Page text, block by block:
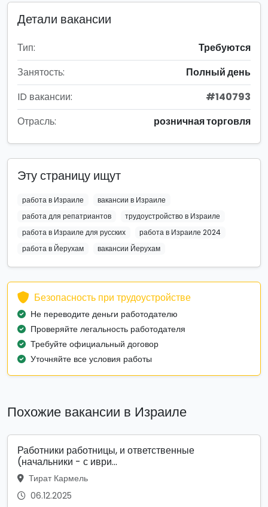
Детали вакансии
Тип:
Требуются
Занятость:
Полный день
ID вакансии:
#140793
Отрасль:
розничная торговля
Эту страницу ищут
работа в Израиле
вакансии в Израиле
работа для репатриантов
трудоустройство в Израиле
работа в Израиле для русских
работа в Израиле 2024
работа в Йерухам
вакансии Йерухам
Безопасность при трудоустройстве
Не переводите деньги работодателю
Проверяйте легальность работодателя
Требуйте официальный договор
Уточняйте все условия работы
Похожие вакансии в Израиле
Работники работницы, и ответственные
(начальники - с иври...
Тират Кармель
06.12.2025